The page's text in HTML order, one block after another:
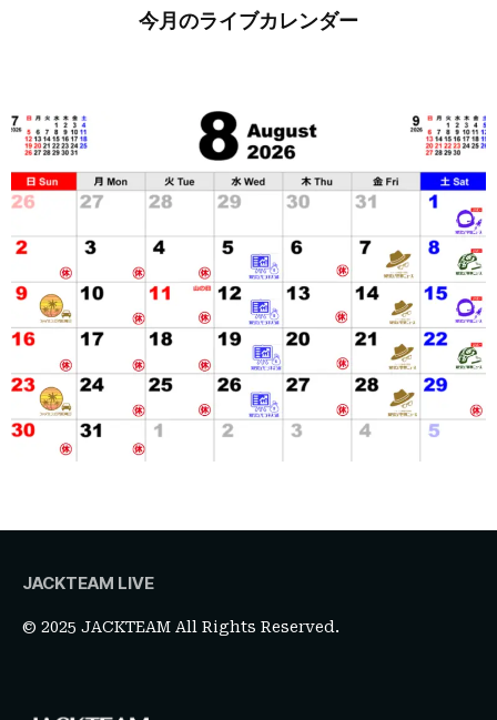
今月のライブカレンダー
JACKTEAM LIVE
© 2025 JACKTEAM All Rights Reserved.